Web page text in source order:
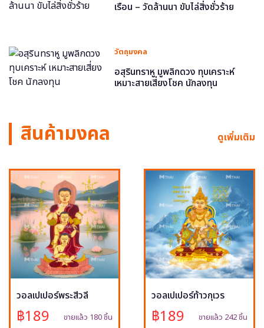
เรือน – วัดล้านนา ขับไล่สิ่งชั่วร้าย
วัตถุมงคล
อสุรินทราหู มูพลิกดวง ทุบเคราะห์
เหมาะสายเสี่ยงโชค นักลงทุน
สินค้ามงคล ดูเพิ่มเติม
วอลเปเปอร์พระสีวลี
฿189 ขายแล้ว 180 ชิ้น
วอลเปเปอร์ท้าวกุเวร
฿189 ขายแล้ว 242 ชิ้น